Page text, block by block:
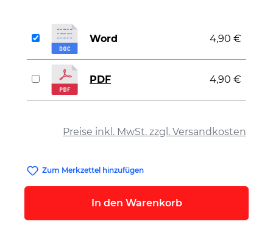
Preise inkl. MwSt. zzgl. Versandkosten
Word 4,90 €
PDF 4,90 €
Zum Merkzettel hinzufügen
In den Warenkorb